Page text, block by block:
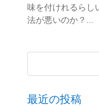
味を付けれるら
法が悪いのか？...
最近の投稿